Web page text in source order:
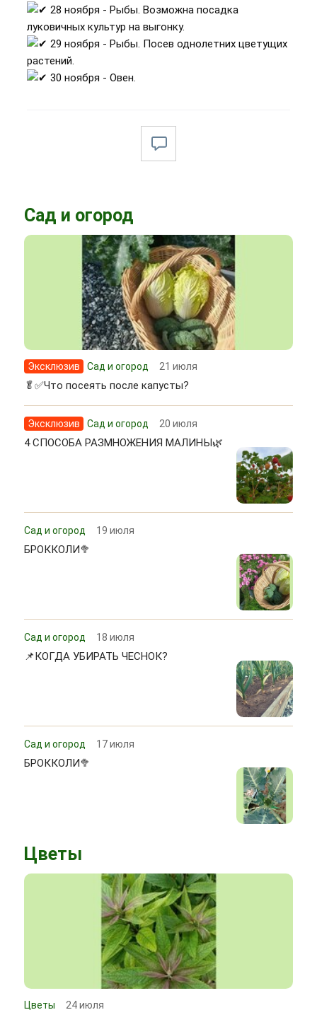
28 ноября - Рыбы. Возможна посадка
луковичных культур на выгонку.
29 ноября - Рыбы. Посев однолетних цветущих
растений.
30 ноября - Овен.
Сад и огород
Эксклюзив Сад и огород 21 июля
🥬✅Что посеять после капусты?
Эксклюзив Сад и огород 20 июля
4 СПОСОБА РАЗМНОЖЕНИЯ МАЛИНЫ🌿
Сад и огород 19 июля
БРОККОЛИ🥦
Сад и огород 18 июля
📌КОГДА УБИРАТЬ ЧЕСНОК?
Сад и огород 17 июля
БРОККОЛИ🥦
Цветы
Цветы 24 июля